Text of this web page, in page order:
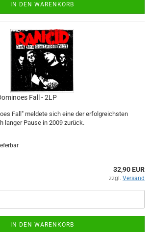
IN DEN WARENKORB
Fall - 2LP
Fall" meldete sich eine der erfolgreichsten
langer Pause in 2009 zurück.
32,90 EUR
zzgl. Versand
IN DEN WARENKORB